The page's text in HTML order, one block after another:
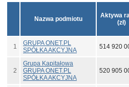
Nazwa podmiotu
Aktywa
(zł)
1
GRUPA ONET.PL
SPÓŁKA AKCYJNA
514 920
2
Grupa Kapitałowa
GRUPA ONET.PL
SPÓŁKA AKCYJNA
520 905